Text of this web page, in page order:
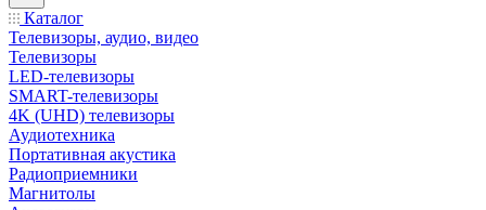
Каталог
Телевизоры, аудио, видео
Телевизоры
LED-телевизоры
SMART-телевизоры
4K (UHD) телевизоры
Аудиотехника
Портативная акустика
Радиоприемники
Магнитолы